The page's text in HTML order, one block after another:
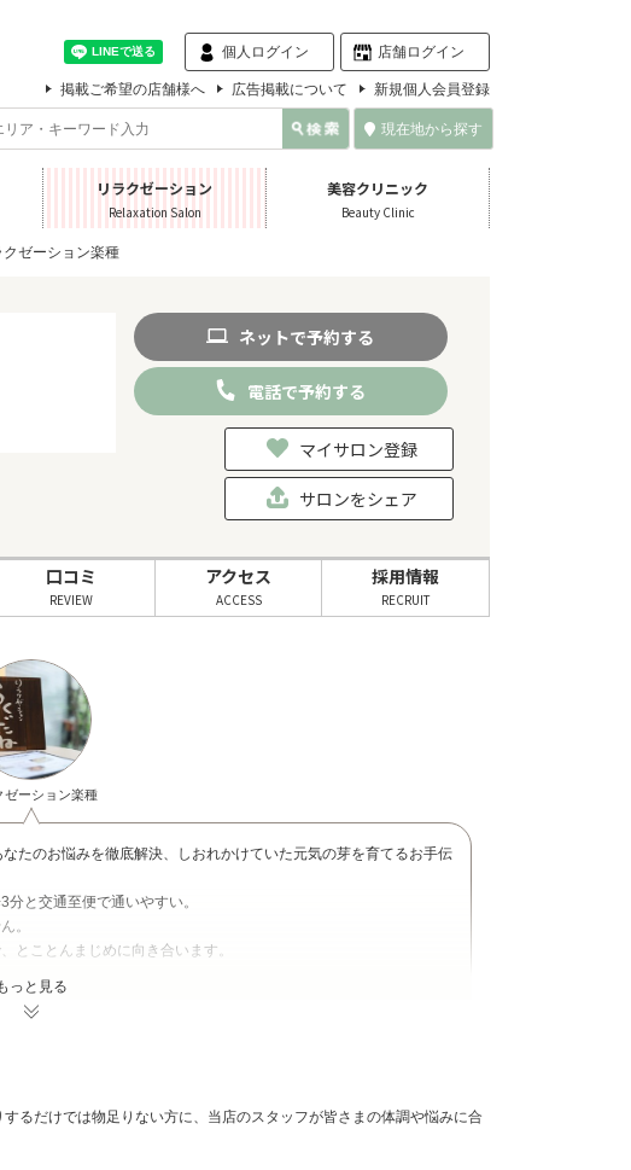
個人ログイン 店舗ログイン
掲載ご希望の店舗様へ 広告掲載について 新規個人会員登録
現在地から探す
リラクゼーション
Relaxation Salon
美容クリニック
Beauty Clinic
クゼーション楽種
ネットで予約する
電話で予約する
マイサロン登録
サロンをシェア
口コミ
REVIEW
アクセス
ACCESS
採用情報
RECRUIT
ゼーション楽種
たのお悩みを徹底解決、しおれかけていた元気の芽を育てるお手伝
と交通至便で通いやすい。
。
とことんまじめに向き合います。
っと見る
るだけでは物足りない方に、当店のスタッフが皆さまの体調や悩みに合